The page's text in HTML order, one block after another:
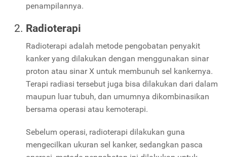
penampilannya.
Radioterapi
Radioterapi adalah metode pengobatan penyakit
kanker yang dilakukan dengan menggunakan sinar
proton atau sinar X untuk membunuh sel kankernya.
Terapi radiasi tersebut juga bisa dilakukan dari dalam
maupun luar tubuh, dan umumnya dikombinasikan
bersama operasi atau kemoterapi.
Sebelum operasi, radioterapi dilakukan guna
mengecilkan ukuran sel kanker, sedangkan pasca